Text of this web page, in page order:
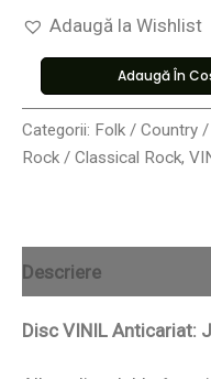
Adaugă la Wishlist
Adaugă În
Categorii: Folk / Country
Rock / Classical Rock,
Descriere
Disc VINIL Anticariat: